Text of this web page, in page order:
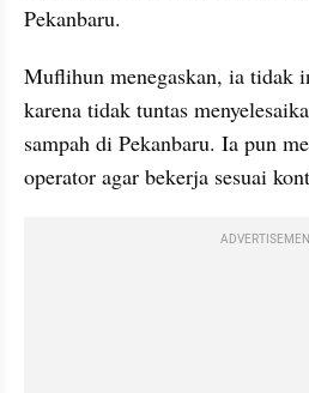
Pekanbaru.
Muflihun menegaskan, ia tidak
karena tidak tuntas
sampah di Pekanbaru. Ia pun
operator agar bekerja sesuai